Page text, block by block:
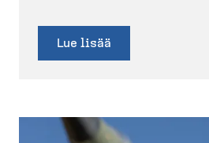
Lue lisää